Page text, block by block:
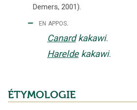
Demers, 2001).
‒ en appos.
Canard kakawi.
Harelde kakawi.
ÉTYMOLOGIE